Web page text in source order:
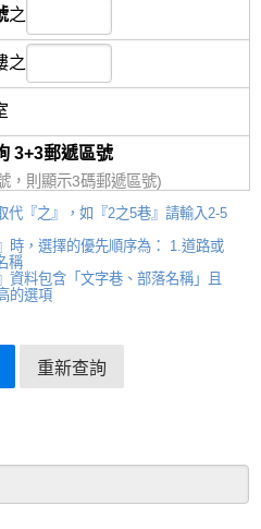
之
之
3+3郵遞區號
，則顯示3碼郵遞區號)
代『之』，如『2之5巷』請輸入2-5
時，選擇的優先順序為： 1.道路或
稱
資料包含「文字巷、部落名稱」且
的選項